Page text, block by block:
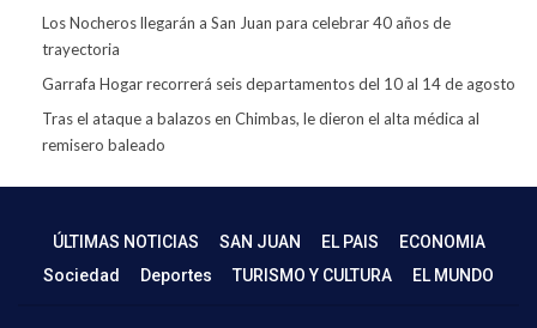
Los Nocheros llegarán a San Juan para celebrar 40 años de
trayectoria
Garrafa Hogar recorrerá seis departamentos del 10 al 14 de agosto
Tras el ataque a balazos en Chimbas, le dieron el alta médica al
remisero baleado
ÚLTIMAS NOTICIAS SAN JUAN EL PAIS
ECONOMIA
Sociedad
Deportes TURISMO Y CULTURA EL MUNDO